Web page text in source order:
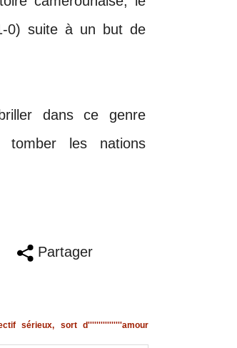
0) suite à un but de
dans ce genre
tomber les nations
Partager
sérieux, sort d''''''''''''''''amour